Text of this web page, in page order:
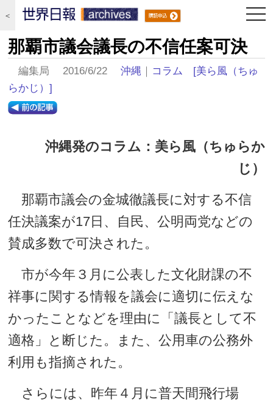
＜
那覇市議会議長の不信任案可決
編集局 2016/6/22沖縄 ｜ コラム
[美ら風（ちゅ
らかじ）]
沖縄発のコラム：美ら風（ちゅらか
じ）
那覇市議会の金城徹議長に対する不信
任決議案が17日、自民、公明両党などの
賛成多数で可決された。
市が今年３月に公表した文化財課の不
祥事に関する情報を議会に適切に伝えな
かったことなどを理由に「議長として不
適格」と断じた。また、公用車の公務外
利用も指摘された。
さらには、昨年４月に普天間飛行場